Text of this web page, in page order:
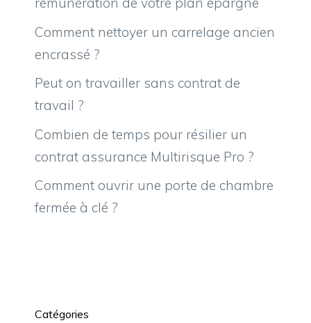
Comment nettoyer un carrelage ancien
encrassé ?
Peut on travailler sans contrat de
travail ?
Combien de temps pour résilier un
contrat assurance Multirisque Pro ?
Comment ouvrir une porte de chambre
fermée à clé ?
Catégories